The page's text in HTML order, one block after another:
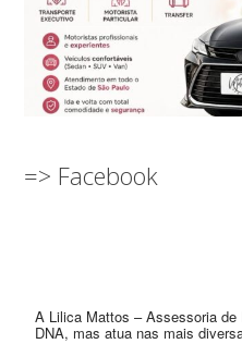
=> Facebook
A Lilica Mattos – Assessoria
DNA, mas atua nas mais